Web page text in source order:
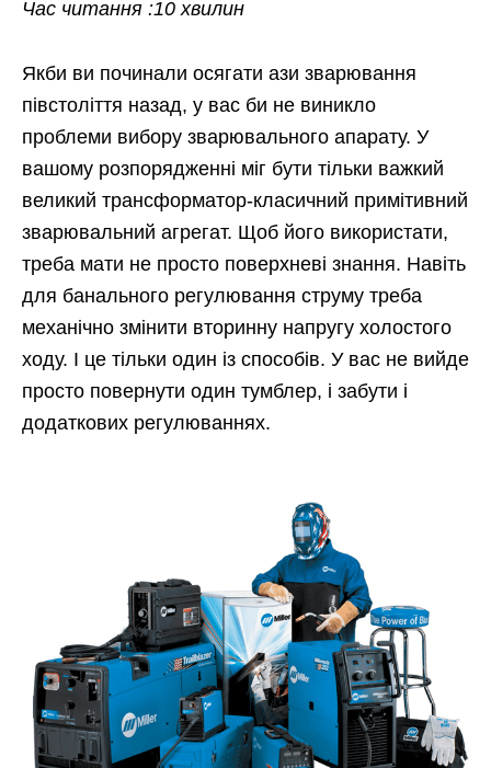
Час читання :10 хвилин
Якби ви починали осягати ази зварювання
півстоліття назад, у вас би не виникло
проблеми вибору зварювального апарату. У
вашому розпорядженні міг бути тільки важкий
великий трансформатор-класичний примітивний
зварювальний агрегат. Щоб його використати,
треба мати не просто поверхневі знання. Навіть
для банального регулювання струму треба
механічно змінити вторинну напругу холостого
ходу. І це тільки один із способів. У вас не вийде
просто повернути один тумблер, і забути і
додаткових регулюваннях.